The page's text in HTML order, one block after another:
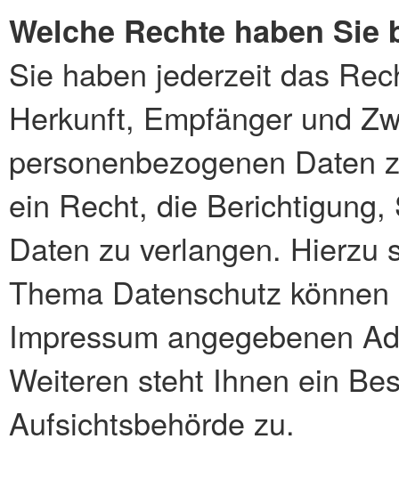
Welche Rechte haben
Sie haben jederzeit das
Herkunft, Empfänger und
personenbezogenen Daten
ein Recht, die
Daten zu verlangen. Hierzu
Thema Datenschutz
Impressum angegebenen
Weiteren steht Ihnen ein
Aufsichtsbehörde zu.